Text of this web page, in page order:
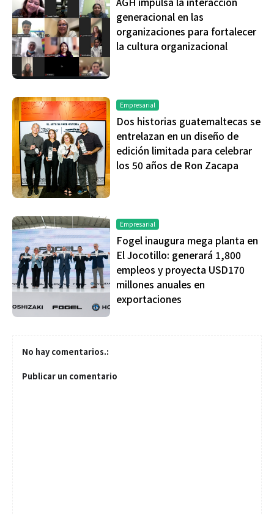
generacional en las
organizaciones para fortalecer
la cultura organizacional
Empresarial
Dos historias guatemaltecas se
entrelazan en un diseño de
edición limitada para celebrar
los 50 años de Ron Zacapa
Empresarial
Fogel inaugura mega planta en
El Jocotillo: generará 1,800
empleos y proyecta USD170
millones anuales en
exportaciones
No hay comentarios.:
Publicar un comentario